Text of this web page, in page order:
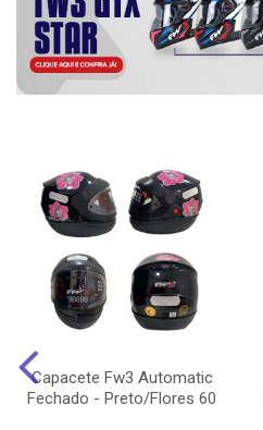
Capacete Fw3 Automatic
Fechado - Preto/Flores 60